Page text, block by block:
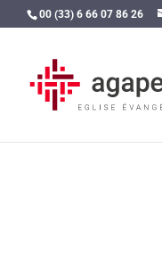
00 (33) 6 66 07 86 26